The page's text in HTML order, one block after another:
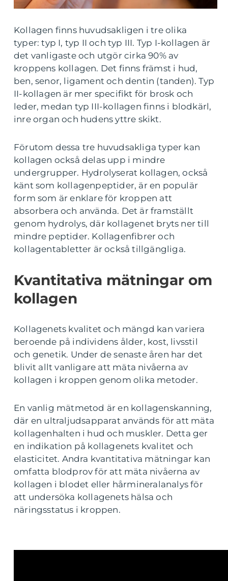
Kollagen finns huvudsakligen i tre olika
typer: typ I, typ II och typ III. Typ I-kollagen är
det vanligaste och utgör cirka 90% av
kroppens kollagen. Det finns främst i hud,
ben, senor, ligament och dentin (tanden). Typ
II-kollagen är mer specifikt för brosk och
leder, medan typ III-kollagen finns i blodkärl,
inre organ och hudens yttre skikt.
Förutom dessa tre huvudsakliga typer kan
kollagen också delas upp i mindre
undergrupper. Hydrolyserat kollagen, också
känt som kollagenpeptider, är en populär
form som är enklare för kroppen att
absorbera och använda. Det är framställt
genom hydrolys, där kollagenet bryts ner till
mindre peptider. Kollagenfibrer och
kollagentabletter är också tillgängliga.
Kvantitativa mätningar om
kollagen
Kollagenets kvalitet och mängd kan variera
beroende på individens ålder, kost, livsstil
och genetik. Under de senaste åren har det
blivit allt vanligare att mäta nivåerna av
kollagen i kroppen genom olika metoder.
En vanlig mätmetod är en kollagenskanning,
där en ultraljudsapparat används för att mäta
kollagenhalten i hud och muskler. Detta ger
en indikation på kollagenets kvalitet och
elasticitet. Andra kvantitativa mätningar kan
omfatta blodprov för att mäta nivåerna av
kollagen i blodet eller hårmineralanalys för
att undersöka kollagenets hälsa och
näringsstatus i kroppen.